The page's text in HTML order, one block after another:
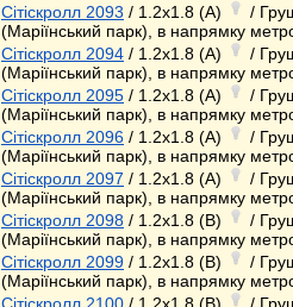
Сітіскролл 2093 / 1.2x1.8 (A)
/
(Маріїнський парк), в напрямку
Сітіскролл 2094 / 1.2x1.8 (A)
/
(Маріїнський парк), в напрямку
Сітіскролл 2095 / 1.2x1.8 (A)
/
(Маріїнський парк), в напрямку
Сітіскролл 2096 / 1.2x1.8 (A)
/
(Маріїнський парк), в напрямку
Сітіскролл 2097 / 1.2x1.8 (A)
/
(Маріїнський парк), в напрямку
Сітіскролл 2098 / 1.2x1.8 (B)
/
(Маріїнський парк), в напрямку
Сітіскролл 2099 / 1.2x1.8 (B)
/
(Маріїнський парк), в напрямку